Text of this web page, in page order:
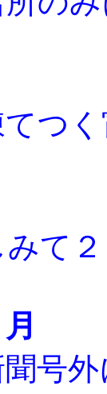
つく
て２
号